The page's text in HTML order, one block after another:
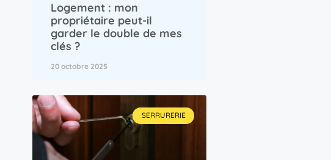
Logement : mon
propriétaire peut-il
garder le double de mes
clés ?
20 octobre 2025
SERRURERIE